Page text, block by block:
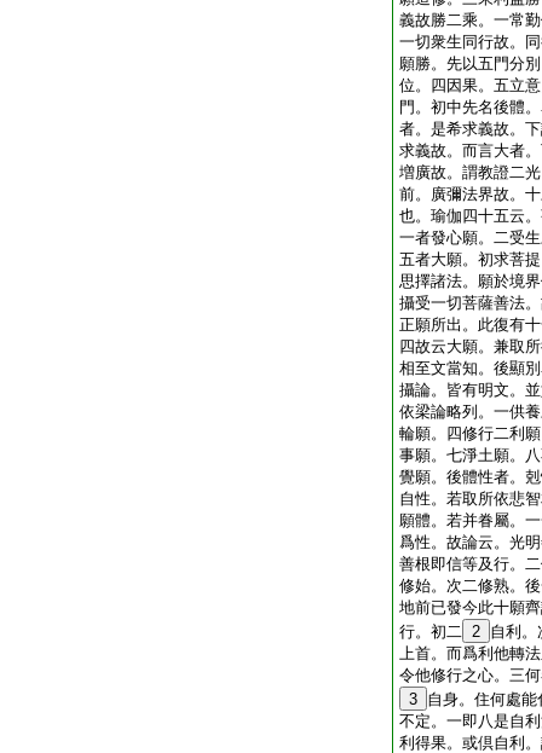
義故勝二乘。一常
一切衆生同行故。
願勝。先以五門分
位。四因果。五立
門。初中先名後體
者。是希求義故。
求義故。而言大者
増廣故。謂教證二
前。廣彌法界故。
也。瑜伽四十五云
一者發心願。二受
五者大願。初求菩
思擇諸法。願於境
攝受一切菩薩善法
正願所出。此復有
四故云大願。兼取
相至文當知。後顯
攝論。皆有明文。
依梁論略列。一供
輪願。四修行二利
事願。七淨土願。
覺願。後體性者。
自性。若取所依悲
願體。若并眷屬。
爲性。故論云。光
善根即信等及行。
修始。次二修熟。
地前已發今此十願
行。初二 2 自利。
上首。而爲利他轉
令他修行之心。三
3 自身。住何處
不定。一即八是自
利得果。或倶自利